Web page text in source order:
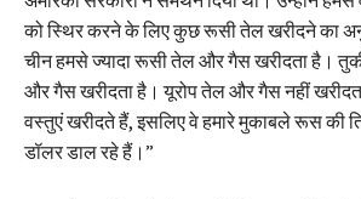
को स्थिर करने के लिए कुछ रूसी तेल खरीदने का
चीन हमसे ज्यादा रूसी तेल और गैस खरीदता है।
और गैस खरीदता है। यूरोप तेल और गैस नहीं
वस्तुएं खरीदते हैं, इसलिए वे हमारे मुकाबले रूस की
डॉलर डाल रहे हैं।”